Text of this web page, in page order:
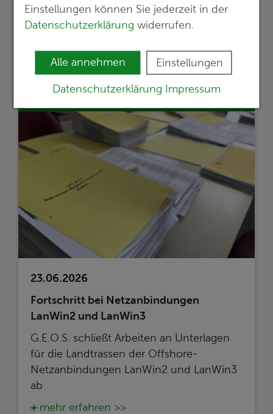
Einstellungen können Sie jederzeit in der
Datenschutzerklärungwiderrufen.
Alle annehmen Einstellungen
Datenschutzerklärung Impressum
G.E.O.S. schließt Planungsarbeiten für das
OSTWIND 4 im Auftrag von 50Hertz ab
mehr erfahren >>
23.06.2026
Fortschritt bei Netzanbindungen
LanWin2 und LanWin3
G.E.O.S. schließt Arbeiten an Unterlagen
für die Landtrassen der Offshore-
Netzanbindungen LanWin2 und LanWin3
ab
mehr erfahren >>